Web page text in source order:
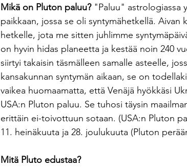
Mikä on Pluton paluu? "Paluu" astrologiassa
paikkaan, jossa se oli syntymähetkellä.
hetkelle, jota me sitten juhlimme
on hyvin hidas planeetta ja kestää noin 240
siirtyi takaisin täsmälleen samalle asteelle,
kansakunnan syntymän aikaan, se on
vaikea huomaamatta, että Venäjä hyökkäsi
USA:n Pluton paluu. Se tuhosi täysin
erittäin ei-toivottuun sotaan. (USA:n Pluton
11. heinäkuuta ja 28. joulukuuta (Pluton
Mitä Pluto edustaa?